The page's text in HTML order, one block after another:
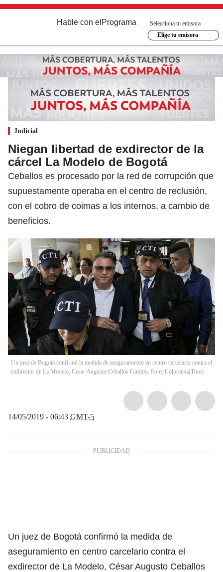
Hable con el Programa
Selecciona tu emisora
Elige tu emisora
Judicial
Niegan libertad de exdirector de la
cárcel La Modelo de Bogotá
Ceballos es procesado por la red de corrupción que
supuestamente operaba en el centro de reclusión,
con el cobro de coimas a los internos, a cambio de
beneficios.
Un juez de Bogotá confirmó la medida de aseguramiento en centro carcelario contra el
exdirector de La Modelo, Cesar Augusto Ceballos Giraldo. Foto: Colprensa(Thot)
14/05/2019 - 06:43 GMT-5
Un juez de Bogotá confirmó la medida de
aseguramiento en centro carcelario contra el
exdirector de La Modelo, César Augusto Ceballos